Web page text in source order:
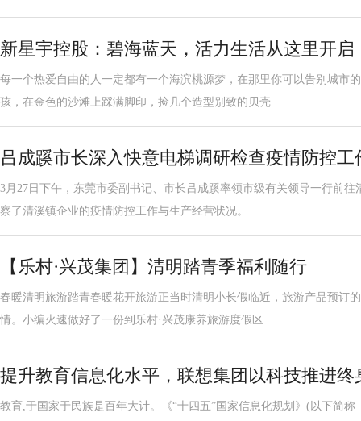
新星宇控股：碧海蓝天，活力生活从这里开启
每一个热爱自由的人一定都有一个海滨桃源梦，在那里你可以告别城市
孩，在金色的沙滩上踩满脚印，捡几个造型别致的贝壳
吕成蹊市长深入快意电梯调研检查疫情防控工
3月27日下午，东莞市委副书记、市长吕成蹊率领市级有关领导一行前
察了清溪镇企业的疫情防控工作与生产经营状况。
【乐村·兴茂集团】清明踏青季福利随行
春暖清明旅游踏青春暖花开旅游正当时清明小长假临近，旅游产品预订
情。小编火速做好了一份到乐村·兴茂康养旅游度假区
提升教育信息化水平，联想集团以科技推进终
教育,于国家于民族是百年大计。《“十四五”国家信息化规划》(以下简